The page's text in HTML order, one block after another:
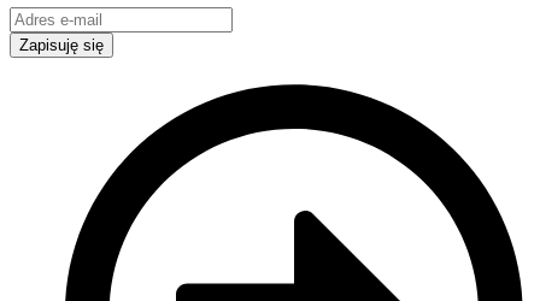
Zapisuję się